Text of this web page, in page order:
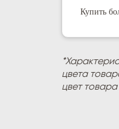
Купить
цвета
цвет